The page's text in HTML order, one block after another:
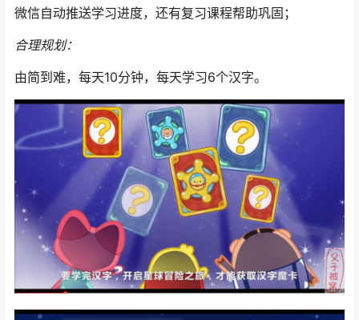
微信自动推送学习进度，还有复习课程帮助巩固；
合理规划：
由简到难，每天10分钟，每天学习6个汉字。